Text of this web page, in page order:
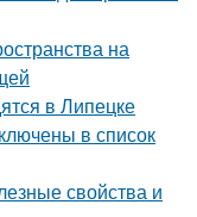
на
в Липецке
в список
свойства и